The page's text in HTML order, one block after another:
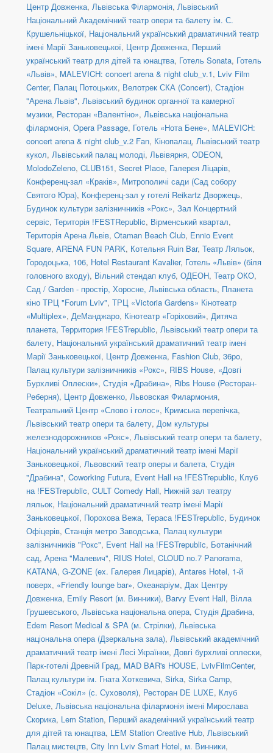
Центр Довженка, Львівська Філармонія, Львівський
Національний Академічний театр опери та балету ім. С.
Крушельніцької, Національний український драматичний театр
імені Марії Заньковецької, Центр Довженка, Перший
український театр для дітей та юнацтва, Готель Sonata, Готель
«Львів», MALEVICH: concert arena & night club_v.1, Lviv Film
Center, Палац Потоцьких, Велотрек СКА (Concert), Стадіон
"Арена Львів", Львівський будинок органної та камерної
музики, Ресторан «Валентіно», Львівська національна
філармонія, Opera Passage, Готель «Нота Бене», MALEVICH:
concert arena & night club_v.2 Fan, Кінопалац, Львівський театр
кукол, Львівський палац молоді, Львівярня, ODEON,
MolodoZeleno, CLUB151, Secret Place, Галерея Ліцарів,
Конференц-зал «Краків», Митрополичі сади (Сад собору
Святого Юра), Конференц-зал у готелі Reikartz Дворжець,
Будинок культури залізничників «Рокс», Зал Концертний
сервіс, Територія !FESTRepublic, Вірменський квартал,
Територія Арена Львів, Otaman Beach Club, Ennio Event
Square, ARENA FUN PARK, Котельня Ruіn Bar, Театр Ляльок,
Городоцька, 106, Hotel Restaurant Kavalier, Готель «Львів» (біля
головного входу), Вільний стендап клуб, ОДЕОН, Театр ОКО,
Сад / Garden - простір, Хоросне, Львівська область, Планета
кіно ТРЦ "Forum Lviv", ТРЦ «Victoria Gardens» Кінотеатр
«Multiplex», ДеМанджаро, Кінотеатр «Горіховий», Дитяча
планета, Территория !FESTrepublic, Львівський театр опери та
балету, Національний український драматичний театр імені
Марії Заньковецької, Центр Довженка, Fashion Club, 36po,
Палац культури залізничників «Рокс», RIBS House, «Довгі
Бурхливі Оплески», Студія «Драбина», Ribs House (Ресторан-
Реберня), Центр Довженко, Львовская Филармония,
Театральний Центр «Слово і голос», Кримська перепічка,
Львівський театр опери та балету, Дом культуры
железнодорожников «Рокс», Львівський театр опери та балету,
Національний український драматичний театр імені Марії
Заньковецької, Львовский театр оперы и балета, Студія
"Драбина", Coworking Futura, Event Hall на !FESTrepublic, Клуб
на !FESTrepublic, CULT Comedy Hall, Нижній зал театру
ляльок, Національний драматичний театр імені Марії
Заньковецької, Порохова Вежа, Тераса !FESTrepublic, Будинок
Офіцерів, Станція метро Заводська, Палац культури
залізничників "Рокс", Event Hall на !FESTrepublic, Ботанічний
сад, Арена "Малевич", RIUS Hotel, CLOUD no.7 Panorama,
KATANA, G-ZONE (ex. Галерея Лицарів), Antares Hotel, 1-й
поверх, «Friendly lounge bar», Океанаріум, Дах Центру
Довженка, Emily Resort (м. Винники), Barvy Event Hall, Вілла
Грушевського, Львівська національна опера, Студія Драбина,
Edem Resort Medical & SPA (м. Стрілки), Львівська
національна опера (Дзеркальна зала), Львівський академічний
драматичний театр імені Лесі Українки, Довгі бурхливі оплески,
Парк-готелі Древній Град, MAD BAR's HOUSE, LvivFilmCenter,
Палац культури ім. Гната Хоткевича, Sirka, Sirka Camp,
Стадіон «Сокіл» (с. Суховоля), Ресторан DE LUXE, Клуб
Deluxe, Львівська національна філармонія імені Мирослава
Скорика, Lem Station, Перший академічний український театр
для дітей та юнацтва, LEM Station Creative Hub, Львівський
Палац мистецтв, City Inn Lviv Smart Hotel, м. Винники,